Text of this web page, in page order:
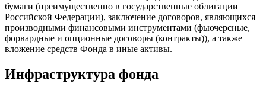
бумаги (преимущественно в государственные облигации
Российской Федерации), заключение договоров, являющихся
производными финансовыми инструментами (фьючерсные,
форвардные и опционные договоры (контракты)), а также
вложение средств Фонда в иные активы.
Инфраструктура фонда